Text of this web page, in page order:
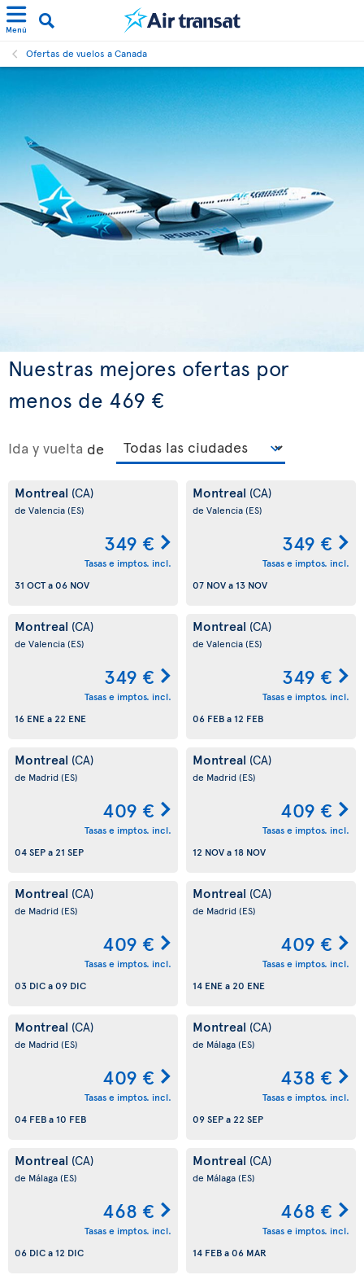
Menú
Ofertas de vuelos a Canada
Nuestras mejores ofertas por
menos de 469 €
Ida y vuelta de
Montreal (CA)
de Valencia(ES)
349 €
Tasas e imptos. incl.
31 OCTa06 NOV
Montreal (CA)
de Valencia(ES)
349 €
Tasas e imptos. incl.
07 NOVa 13 NOV
Montreal (CA)
de Valencia(ES)
349 €
Tasas e imptos. incl.
16 ENEa22 ENE
Montreal (CA)
de Valencia(ES)
349 €
Tasas e imptos. incl.
06 FEBa 12 FEB
Montreal (CA)
de Madrid(ES)
409 €
Tasas e imptos. incl.
04 SEPa21 SEP
Montreal (CA)
de Madrid(ES)
409 €
Tasas e imptos. incl.
12 NOVa 18 NOV
Montreal (CA)
de Madrid(ES)
409 €
Tasas e imptos. incl.
03 DICa09 DIC
Montreal (CA)
de Madrid(ES)
409 €
Tasas e imptos. incl.
14 ENEa20 ENE
Montreal (CA)
de Madrid(ES)
409 €
Tasas e imptos. incl.
04 FEBa 10 FEB
Montreal (CA)
de Málaga(ES)
438 €
Tasas e imptos. incl.
09 SEPa22 SEP
Montreal (CA)
de Málaga(ES)
468 €
Tasas e imptos. incl.
06 DICa 12 DIC
Montreal (CA)
de Málaga(ES)
468 €
Tasas e imptos. incl.
14 FEBa06 MAR